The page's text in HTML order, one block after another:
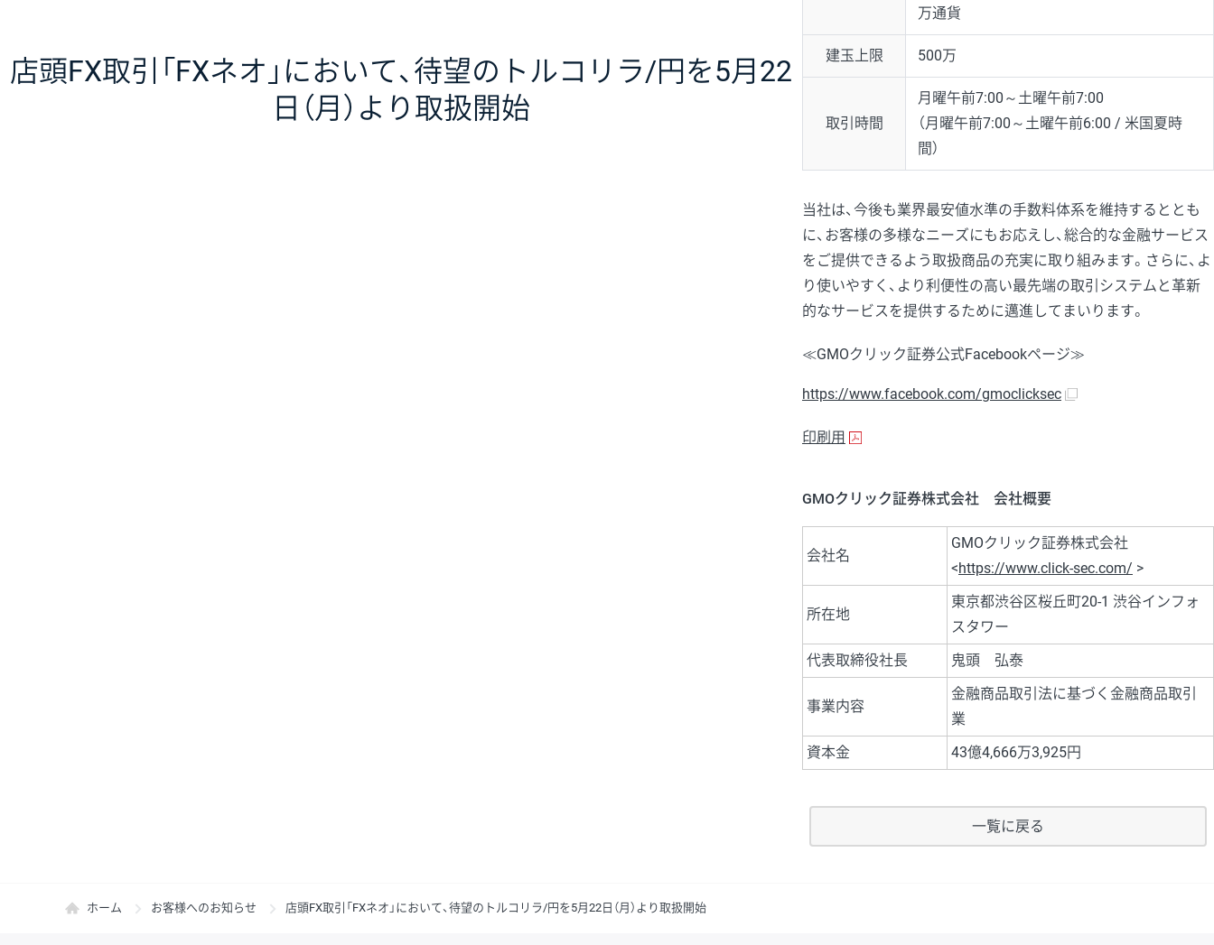
店頭FX取引「FXネオ」において、待望のトルコリラ/円を5月22
日（月）より取扱開始
万通貨
建玉上限 500万
取引時間
月曜午前7:00～土曜午前7:00
（月曜午前7:00～土曜午前6:00 / 米国夏時
間）
当社は、今後も業界最安値水準の手数料体系を維持するととも
に、お客様の多様なニーズにもお応えし、総合的な金融サービス
をご提供できるよう取扱商品の充実に取り組みます。さらに、よ
り使いやすく、より利便性の高い最先端の取引システムと革新
的なサービスを提供するために邁進してまいります。
≪GMOクリック証券公式Facebookページ≫
https://www.facebook.com/gmoclicksec
印刷用
GMOクリック証券株式会社 会社概要
会社名
GMOクリック証券株式会社
<https://www.click-sec.com/ >
所在地
東京都渋谷区桜丘町20-1 渋谷インフォ
スタワー
代表取締役社長
鬼頭 弘泰
事業内容
金融商品取引法に基づく金融商品取引
業
資本金
43億4,666万3,925円
一覧に戻る
ホーム お客様へのお知らせ 店頭FX取引「FXネオ」において、待望のトルコリラ/円を5月22日（月）より取扱開始